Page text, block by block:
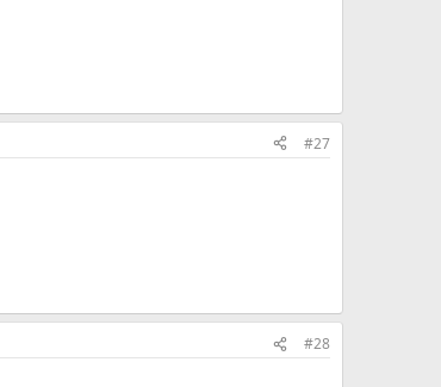
#27
#28